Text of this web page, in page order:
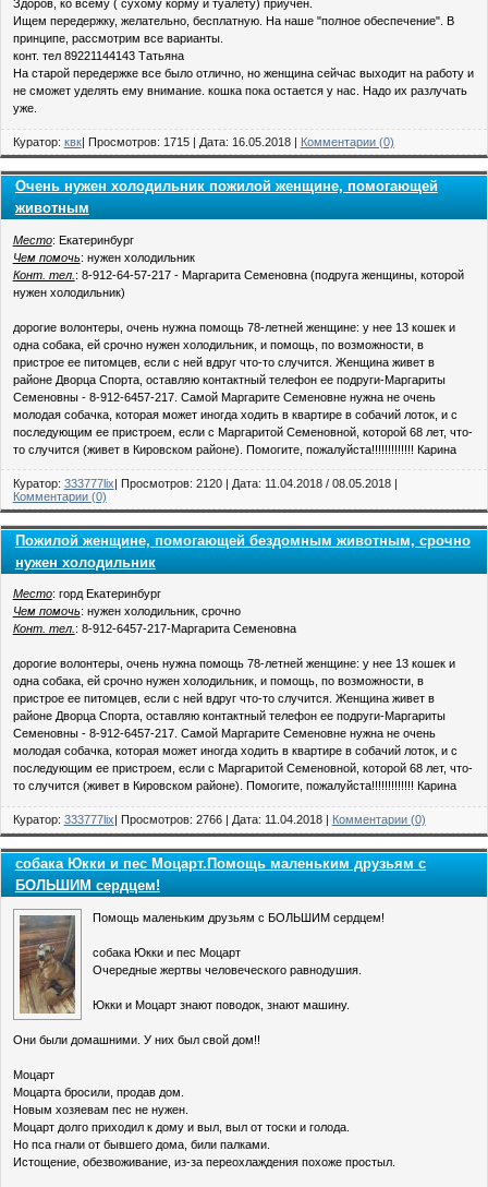
Здоров, ко всему ( сухому корму и туалету) приучен.
Ищем передержку, желательно, бесплатную. На наше "полное обеспечение". В
принципе, рассмотрим все варианты.
конт. тел 89221144143 Татьяна
На старой передержке все было отлично, но женщина сейчас выходит на работу и
не сможет уделять ему внимание. кошка пока остается у нас. Надо их разлучать
уже.
Куратор: квк| Просмотров: 1715 | Дата: 16.05.2018 | Комментарии (0)
Очень нужен холодильник пожилой женщине, помогающей
животным
Место: Екатеринбург
Чем помочь: нужен холодильник
Конт. тел. : 8-912-64-57-217 - Маргарита Семеновна (подруга женщины, которой
нужен холодильник)
дорогие волонтеры, очень нужна помощь 78-летней женщине: у нее 13 кошек и
одна собака, ей срочно нужен холодильник, и помощь, по возможности, в
пристрое ее питомцев, если с ней вдруг что-то случится. Женщина живет в
районе Дворца Спорта, оставляю контактный телефон ее подруги-Маргариты
Семеновны - 8-912-6457-217. Самой Маргарите Семеновне нужна не очень
молодая собачка, которая может иногда ходить в квартире в собачий лоток, и с
последующим ее пристроем, если с Маргаритой Семеновной, которой 68 лет, что-
то случится (живет в Кировском районе). Помогите, пожалуйста!!!!!!!!!!!!! Карина
Куратор: 333777lix| Просмотров: 2120 | Дата: 11.04.2018 / 08.05.2018|
Комментарии (0)
Пожилой женщине, помогающей бездомным животным, срочно
нужен холодильник
Место: горд Екатеринбург
Чем помочь: нужен холодильник, срочно
Конт. тел. : 8-912-6457-217-Маргарита Семеновна
дорогие волонтеры, очень нужна помощь 78-летней женщине: у нее 13 кошек и
одна собака, ей срочно нужен холодильник, и помощь, по возможности, в
пристрое ее питомцев, если с ней вдруг что-то случится. Женщина живет в
районе Дворца Спорта, оставляю контактный телефон ее подруги-Маргариты
Семеновны - 8-912-6457-217. Самой Маргарите Семеновне нужна не очень
молодая собачка, которая может иногда ходить в квартире в собачий лоток, и с
последующим ее пристроем, если с Маргаритой Семеновной, которой 68 лет, что-
то случится (живет в Кировском районе). Помогите, пожалуйста!!!!!!!!!!!!! Карина
Куратор: 333777lix | Просмотров: 2766 | Дата: 11.04.2018 Комментарии (0)
собака Юкки и пес Моцарт.Помощь маленьким друзьям с
БОЛЬШИМ сердцем!
Помощь маленьким друзьям с БОЛЬШИМ сердцем!
собака Юкки и пес Моцарт
Очередные жертвы человеческого равнодушия.
Юкки и Моцарт знают поводок, знают машину.
Они были домашними. У них был свой дом!!
Моцарт
Моцарта бросили, продав дом.
Новым хозяевам пес не нужен.
Моцарт долго приходил к дому и выл, выл от тоски и голода.
Но пса гнали от бывшего дома, били палками.
Истощение, обезвоживание, из-за переохлаждения похоже простыл.